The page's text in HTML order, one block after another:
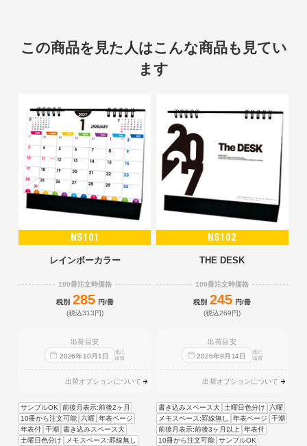
この商品を見た人はこんな商品も見てい
ます
NS101
レインボーカラー
100冊注文時価格
税別 285 円/冊
(税込313円)
出荷目安
2026年10 月 1 日
迄に
出荷
出荷オプションについて
サンプルOK
前後月表示:前後2ヶ月
10冊から注文可能 六曜 年表ページ
年表付 干潮 書き込みスペース大
土曜日色分け
メモスペース:罫線無し
NS102
THE DESK
100冊注文時価格
税別 245 円/冊
(税込269円)
出荷目安
2026年9 月 14日
迄に
出荷
出荷オプションについて
書き込みスペース大 土曜日色分け
六曜
メモスペース:罫線無し
年表ページ
干潮
前後月表示:前後3ヶ月以上
年表付
10冊から注文可能 サンプルOK